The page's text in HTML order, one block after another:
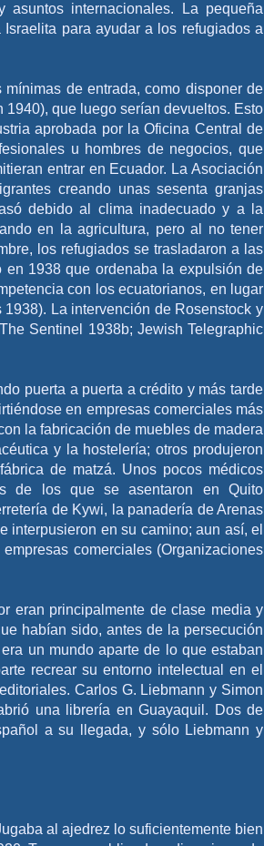
asuntos internacionales. La pequeña
para ayudar a los refugiados a
de entrada, como disponer de
que luego serían devueltos. Esto
aprobada por la Oficina Central de
u hombres de negocios, que
entrar en Ecuador. La Asociación
creando unas sesenta granjas
debido al clima inadecuado y a la
en la agricultura, pero al no tener
los refugiados se trasladaron a las
en 1938 que ordenaba la expulsión de
con los ecuatorianos, en lugar
La intervención de Rosenstock y
Sentinel 1938b; Jewish Telegraphic
puerta a puerta a crédito y más tarde
en empresas comerciales más
la fabricación de muebles de madera
y la hostelería; otros produjeron
de matzá. Unos pocos médicos
de los que se asentaron en Quito
de Kywi, la panadería de Arenas
interpusieron en su camino; aun así, el
comerciales (Organizaciones
eran principalmente de clase media y
habían sido, antes de la persecución
un mundo aparte de lo que estaban
recrear su entorno intelectual en el
Carlos G. Liebmann y Simon
una librería en Guayaquil. Dos de
a su llegada, y sólo Liebmann y
al ajedrez lo suficientemente bien